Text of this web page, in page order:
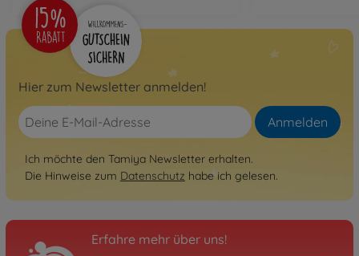
Hier zum Newsletter anmelden!
Anmelden
Ich möchte den Tamiya Newsletter erhalten.
Die Hinweise zum Datenschutz habe ich gelesen.
Erfahre mehr über uns!